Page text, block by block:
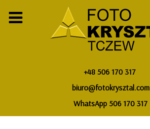
+48 506 170 317
biuro@fotokrysztal.com
WhatsApp 506 170 317